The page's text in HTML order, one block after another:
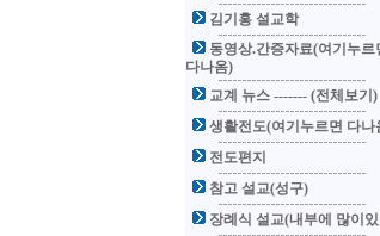
김기홍 설교학
동영상.간증자료(여기누르
다나옴)
교계 뉴스 ------- (전체보기)
생활전도(여기누르면 다나
전도편지
참고 설교(성구)
장례식 설교(내부에 많이